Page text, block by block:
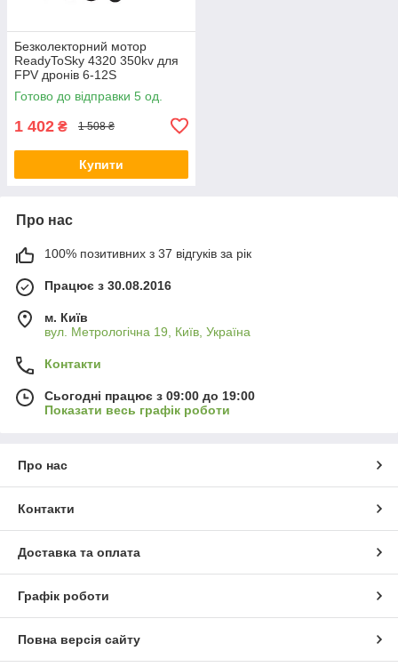
Безколекторний мотор
ReadyToSky 4320 350kv для
FPV дронів 6-12S
Готово до відправки 5 од.
1 402 ₴ 1 508 ₴
Купити
Про нас
100% позитивних з 37 відгуків за рік
Працює з 30.08.2016
м. Київ
вул. Метрологічна 19, Київ, Україна
Контакти
Сьогодні працює з 09:00 до 19:00
Показати весь графік роботи
Про нас
Контакти
Доставка та оплата
Графік роботи
Повна версія сайту